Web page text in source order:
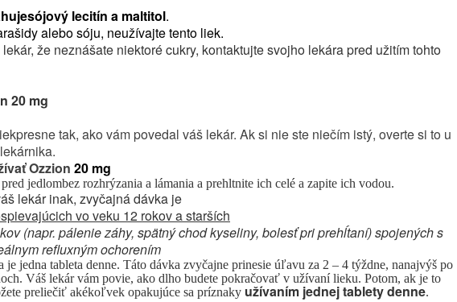
sójový lecitín a maltitol.
alebo sóju, neužívajte tento liek.
že neznášate niektoré cukry, kontaktujte svojho lekára pred užitím tohto
20 mg
presne tak, ako vám povedal váš lekár. Ak si nie ste niečím istý, overte si to u
Ozzion 20 mg
jedlombez rozhrýzania a lámania a prehltnite ich celé a zapite ich vodou.
lekár inak, zvyčajná dávka je
vo veku 12 rokov a starších
(napr. pálenie záhy, spätný chod kyseliny, bolesť pri prehĺtaní) spojených s
refluxným ochorením
je jedna tableta denne. Táto dávka zvyčajne prinesie úľavu za 2 – 4 týždne, nanajvýš po
Váš lekár vám povie, ako dlho budete pokračovať v užívaní lieku. Potom, ak je to
preliečiť akékoľvek opakujúce sa príznaky užívaním jednej tablety denne.